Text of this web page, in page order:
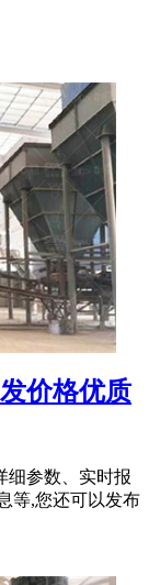
价格优质
细参数、实时报
等,您还可以发布